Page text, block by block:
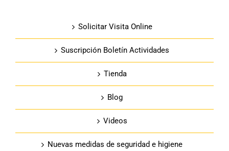
Solicitar Visita Online
Suscripción Boletín Actividades
Tienda
Blog
Videos
Nuevas medidas de seguridad e higiene